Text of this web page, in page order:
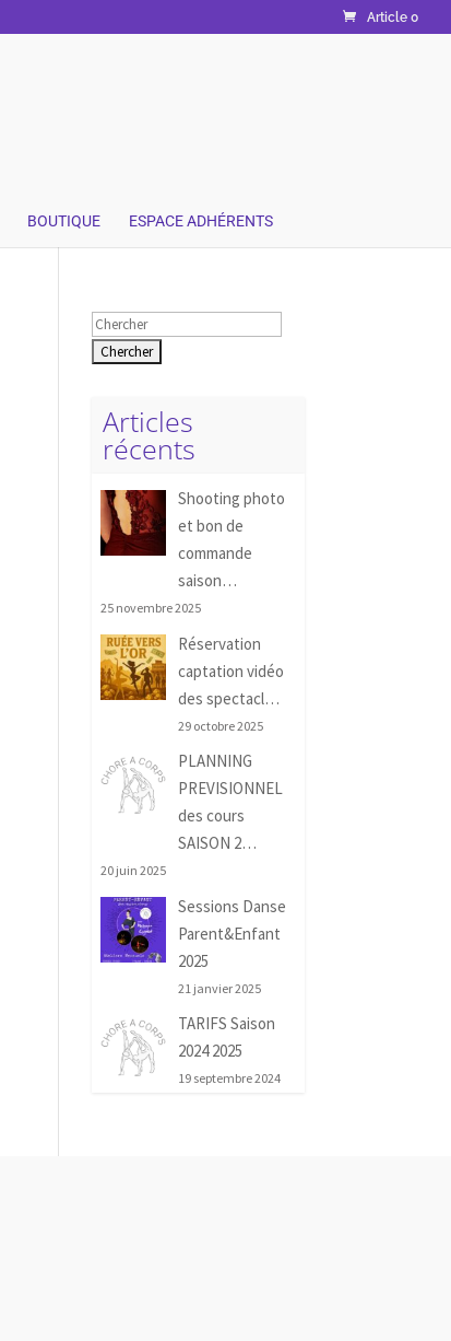
Article 0
BOUTIQUE ESPACE ADHÉRENTS
Rechercher:
Articles
récents
Shooting photo
et bon de
commande
saison…
25 novembre 2025
Réservation
captation vidéo
des spectacl…
29 octobre 2025
PLANNING
PREVISIONNEL
des cours
SAISON 2…
20 juin 2025
Sessions Danse
Parent&Enfant
2025
21 janvier 2025
TARIFS Saison
2024 2025
19 septembre 2024